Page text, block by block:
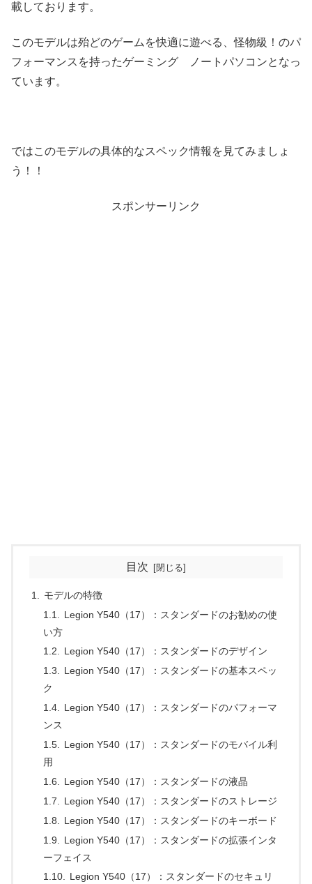
載しております。
このモデルは殆どのゲームを快適に遊べる、怪物級！のパ
フォーマンスを持ったゲーミング ノートパソコンとなっ
ています。
ではこのモデルの具体的なスペック情報を見てみましょ
う！！
スポンサーリンク
目次
モデルの特徴
Legion Y540（17）：スタンダードのお勧めの使
い方
Legion Y540（17）：スタンダードのデザイン
Legion Y540（17）：スタンダードの基本スペッ
ク
Legion Y540（17）：スタンダードのパフォーマ
ンス
Legion Y540（17）：スタンダードのモバイル利
用
Legion Y540（17）：スタンダードの液晶
Legion Y540（17）：スタンダードのストレージ
Legion Y540（17）：スタンダードのキーボード
Legion Y540（17）：スタンダードの拡張インタ
ーフェイス
Legion Y540（17）：スタンダードのセキュリ